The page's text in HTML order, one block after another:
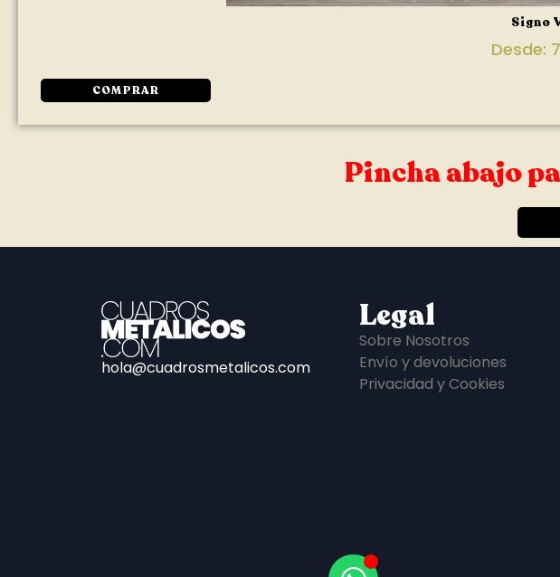
Signo
Desde:
COMPRAR
Pincha abajo
hola@cuadrosmetalicos.com
Legal
Sobre Nosotros
Envío y devoluciones
Privacidad y Cookies